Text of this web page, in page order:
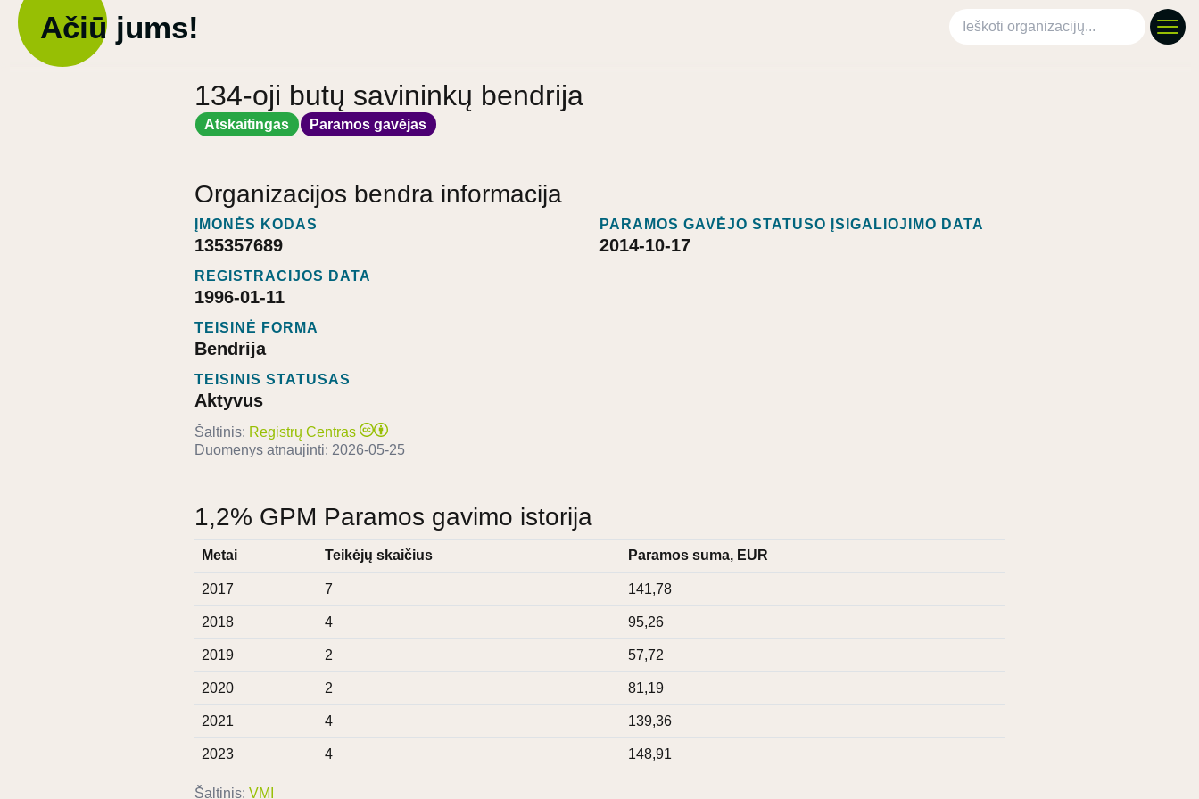
Ačiū jums! Ieškoti organizacijų
134-oji butų savininkų bendrija
Atskaitingas Paramos gavėjas
Organizacijos bendra informacija
ĮMONĖS KODAS
135357689
REGISTRACIJOS DATA
1996-01-11
TEISINĖ FORMA
Bendrija
TEISINIS STATUSAS
Aktyvus
PARAMOS GAVĖJO STATUSO ĮSIGALIOJIMO DATA
2014-10-17
Šaltinis: Registrų Centras
Duomenys atnaujinti: 2026-05-25
1,2% GPM Paramos gavimo istorija
Metai Teikėjų skaičius Paramos suma, EUR
2017 7 141,78
2018 4 95,26
2019 2 57,72
2020 2 81,19
2021 4 139,36
2023 4 148,91
Šaltinis: VMI